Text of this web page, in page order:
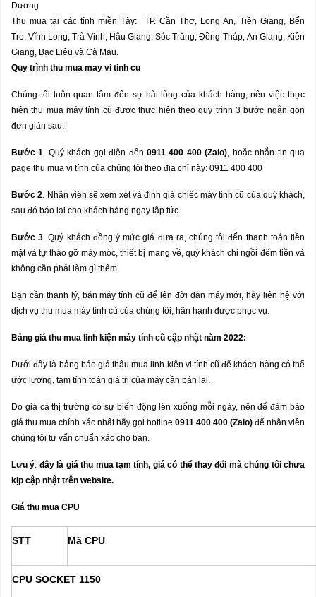
Dương
Thu mua tại các tỉnh miền Tây: TP. Cần Thơ, Long An, Tiền Giang, Bến
Tre, Vĩnh Long, Trà Vinh, Hậu Giang, Sóc Trăng, Đồng Tháp, An Giang, Kiên
Giang, Bạc Liêu và Cà Mau.
Quy trình thu mua may vi tinh cu
Chúng tôi luôn quan tâm đến sự hài lòng của khách hàng, nên việc thực
hiện thu mua máy tính cũ được thực hiện theo quy trình 3 bước ngắn gọn
đơn giản sau:
Bước 1 . Quý khách gọi điện đến0911 400 400 (Zalo) , hoặc nhắn tin qua
page thu mua vi tính của chúng tôi theo địa chỉ này: 0911 400 400
Bước 2 . Nhân viên sẽ xem xét và định giá chiếc máy tính cũ của quý khách,
sau đó báo lại cho khách hàng ngay lập tức.
Bước 3 . Quý khách đồng ý mức giá đưa ra, chúng tôi đến thanh toán tiền
mặt và tự tháo gỡ máy móc, thiết bị mang về, quý khách chỉ ngồi đếm tiền và
không cần phải làm gì thêm.
Bạn cần thanh lý, bán máy tính cũ để lên đời dàn máy mới, hãy liên hệ với
dịch vụ thu mua máy tính cũ của chúng tôi, hân hạnh được phục vụ.
Bảng giá thu mua linh kiện máy tính cũ cập nhật năm 2022:
Dưới đây là bảng báo giá thâu mua linh kiện vi tính cũ để khách hàng có thể
ước lượng, tạm tính toán giá trị của máy cần bán lại.
Do giá cả thị trường có sự biến động lên xuống mỗi ngày, nên để đảm báo
giá thu mua chính xác nhất hãy gọi hotline 0911 400 400 (Zalo) để nhân viên
chúng tôi tư vấn chuẩn xác cho bạn.
Lưuý: đây là giá thu mua tạm tính, giá có thểthayđổi mà chúng tôi chưa
kịp cập nhật trên website.
Giá thu mua CPU
STT Mã CPU
CPU SOCKET 1150